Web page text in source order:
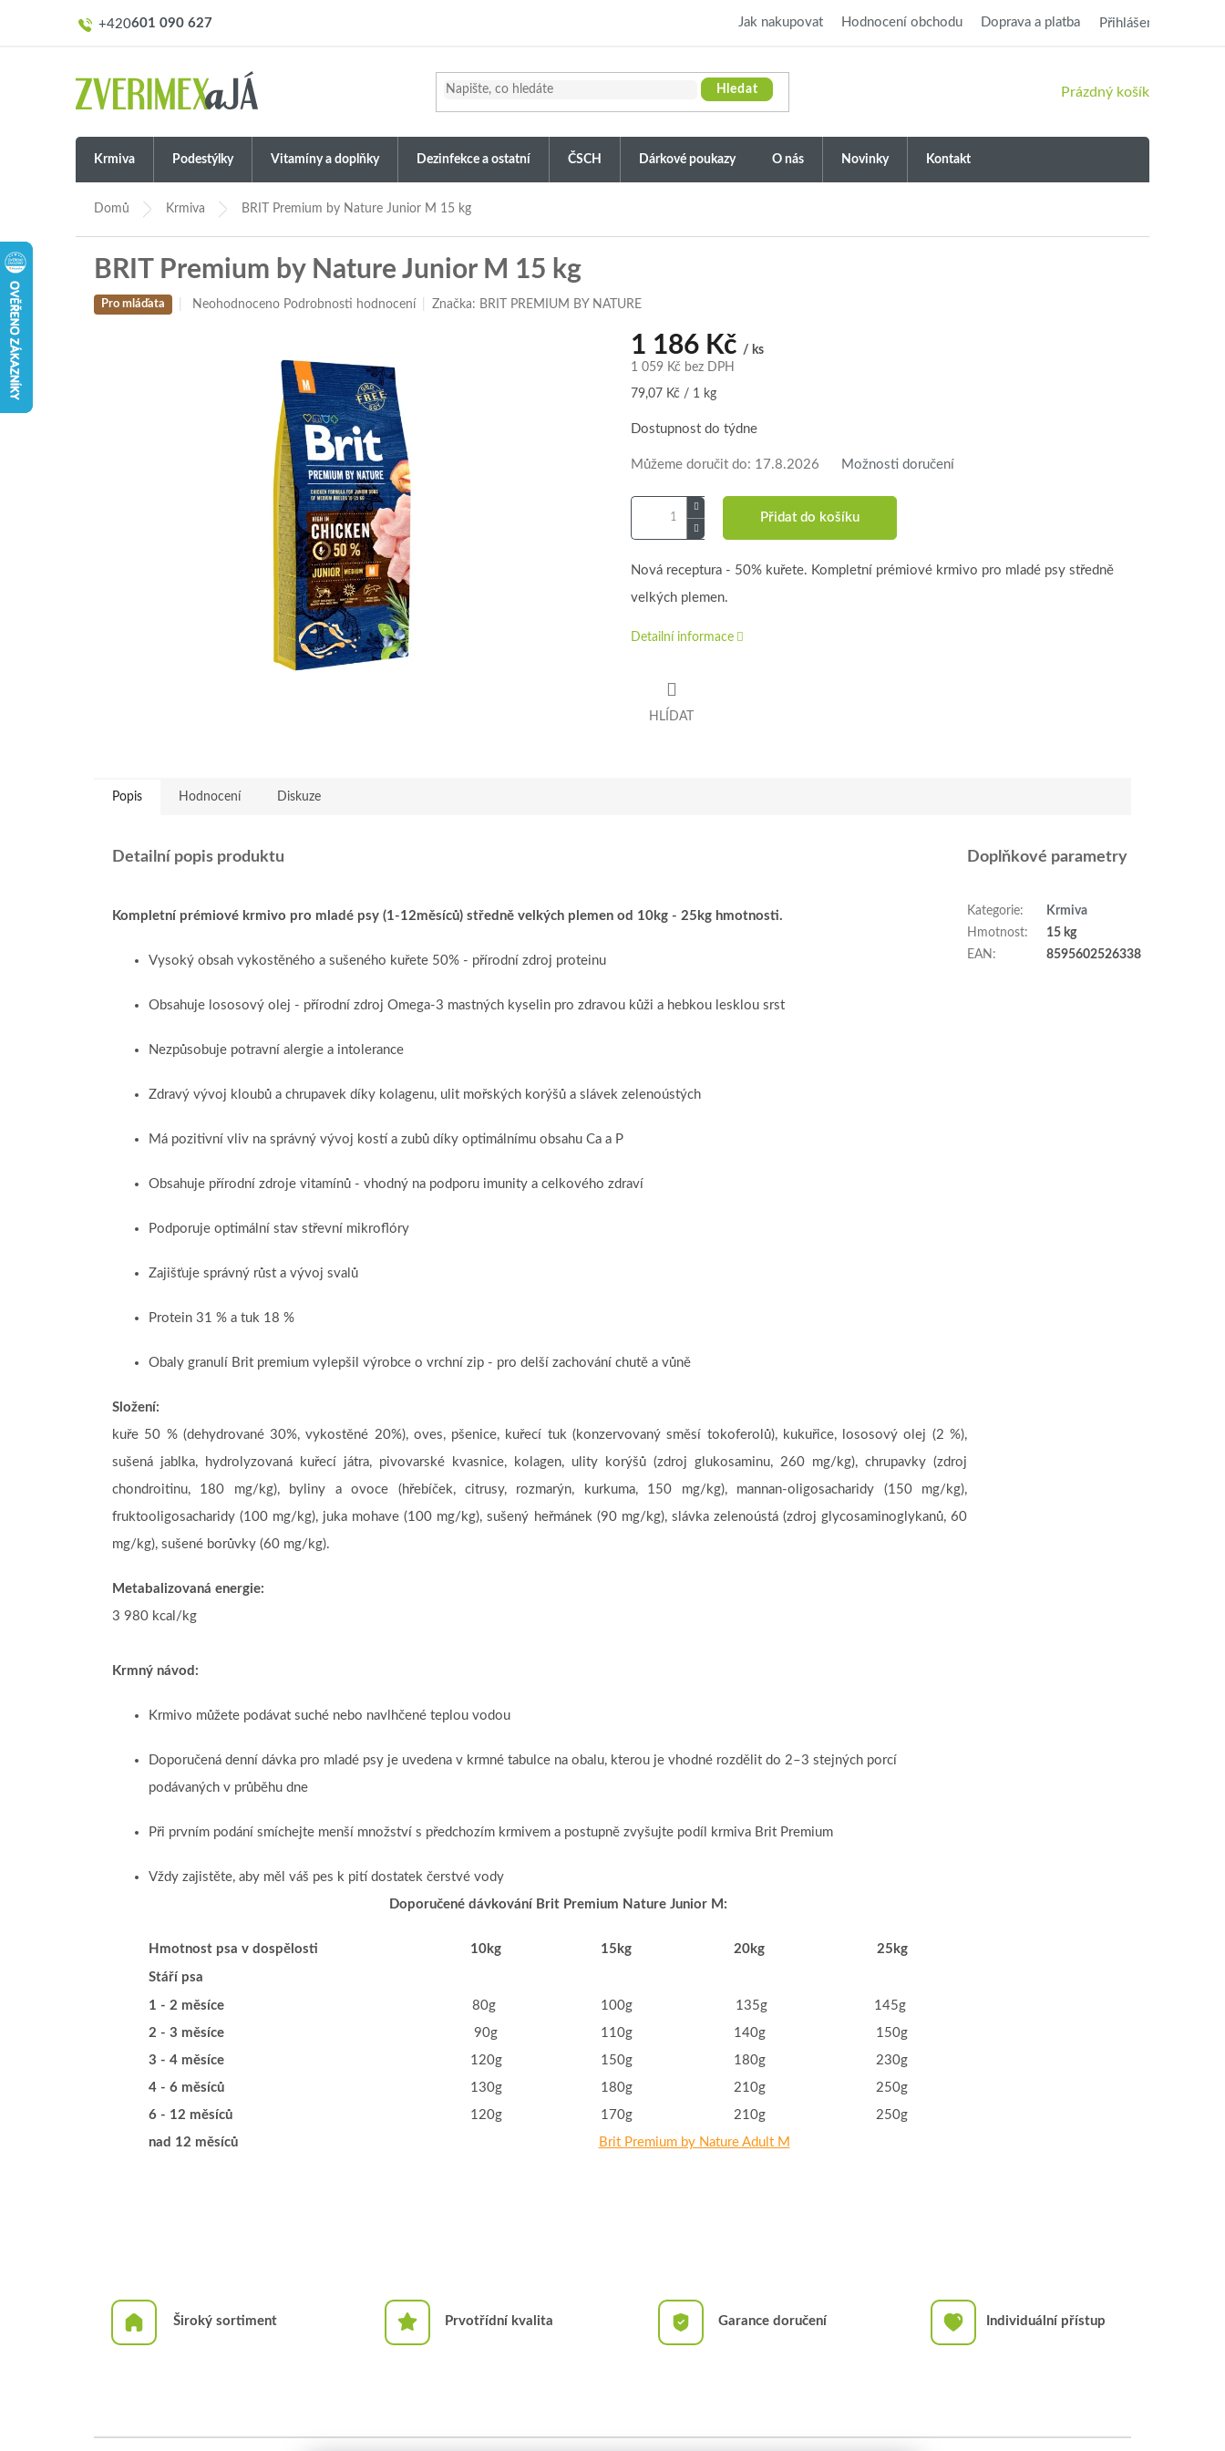
601 090 627 Jak nakupovat Hodnocení obchodu Doprava a platba Přihlášení
Hledat
NÁKUPNÍ
Prázdný košík
Krmiva Podestýlky Vitamíny a doplňky Dezinfekce a ostatní ČSCH Dárkové poukazy O nás Novinky Kontakt
Domů Krmiva BRIT Premium by Nature Junior M 15 kg
BRIT Premium by Nature Junior M 15 kg
Pro mláďata
Průměrné
Neohodnoceno Podrobnosti hodnocení Značka: BRIT PREMIUM BY NATURE
1 186 Kč / ks
1 059 Kč bez DPH
Měrná
79,07 Kč / 1 kg
Dostupnost do týdne
Můžeme doručit do: 17.8.2026 Možnosti doručení
Přidat do košíku
Nová receptura - 50% kuřete. Kompletní prémiové krmivo pro mladé psy středně
velkých plemen.
Detailní informace
HLÍDAT
Popis Hodnocení Diskuze
Detailní popis produktu
Kompletní prémiové krmivo pro mladé psy (1-12měsíců) středně velkých plemen od 10kg - 25kg hmotnosti.
Vysoký obsah vykostěného a sušeného kuřete 50% - přírodní zdroj proteinu
Obsahuje lososový olej - přírodní zdroj Omega-3 mastných kyselin pro zdravou kůži a hebkou lesklou srst
Nezpůsobuje potravní alergie a intolerance
Zdravý vývoj kloubů a chrupavek díky kolagenu, ulit mořských korýšů a slávek zelenoústých
Má pozitivní vliv na správný vývoj kostí a zubů díky optimálnímu obsahu Ca a P
Obsahuje přírodní zdroje vitamínů - vhodný na podporu imunity a celkového zdraví
Podporuje optimální stav střevní mikroflóry
Zajišťuje správný růst a vývoj svalů
Protein 31 % a tuk 18 %
Obaly granulí Brit premium vylepšil výrobce o vrchní zip - pro delší zachování chutě a vůně
Složení:
kuře 50 % (dehydrované 30%, vykostěné 20%), oves, pšenice, kuřecí tuk (konzervovaný směsí tokoferolů), kukuřice, lososový olej (2 %),
sušená jablka, hydrolyzovaná kuřecí játra, pivovarské kvasnice, kolagen, ulity korýšů (zdroj glukosaminu, 260 mg/kg), chrupavky (zdroj
chondroitinu, 180 mg/kg), byliny a ovoce (hřebíček, citrusy, rozmarýn, kurkuma, 150 mg/kg), mannan-oligosacharidy (150 mg/kg),
fruktooligosacharidy (100 mg/kg), juka mohave (100 mg/kg), sušený heřmánek (90 mg/kg), slávka zelenoústá (zdroj glycosaminoglykanů, 60
mg/kg), sušené borůvky (60 mg/kg).
Metabalizovaná energie:
3 980 kcal/kg
Krmný návod:
Krmivo můžete podávat suché nebo navlhčené teplou vodou
Doporučená denní dávka pro mladé psy je uvedena v krmné tabulce na obalu, kterou je vhodné rozdělit do 2–3 stejných porcí
podávaných v průběhu dne
Při prvním podání smíchejte menší množství s předchozím krmivem a postupně zvyšujte podíl krmiva Brit Premium
Vždy zajistěte, aby měl váš pes k pití dostatek čerstvé vody
Doporučené dávkování Brit Premium Nature Junior M:
Hmotnost psa v dospělosti 10kg 15kg 20kg 25kg
Stáří psa
1 - 2 měsíce 80g 100g 135g
145g
2 - 3 měsíce
90g 110g 140g
150g
3 - 4 měsíce
120g 150g 180g
230g
4 - 6 měsíců
130g 180g 210g
250g
6 - 12 měsíců
120g 170g 210g
250g
nad 12 měsíců
Brit Premium by Nature Adult M
Doplňkové parametry
Kategorie:
Krmiva
Hmotnost:
15 kg
EAN : 8595602526338
Široký sortiment Prvotřídní kvalita Garance doručení Individuální přístup